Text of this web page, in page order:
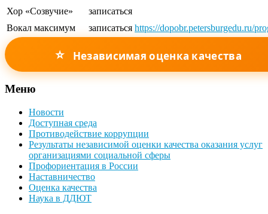
Хор «Созвучие»
записаться
Вокал максимум
записаться https://dopobr.petersburgedu.ru/
⭐ Независимая оценка качества
Меню
Новости
Доступная среда
Противодействие коррупции
Результаты независимой оценки качества оказания услуг
организациями социальной сферы
Профориентация в России
Наставничество
Оценка качества
Наука в ДДЮТ